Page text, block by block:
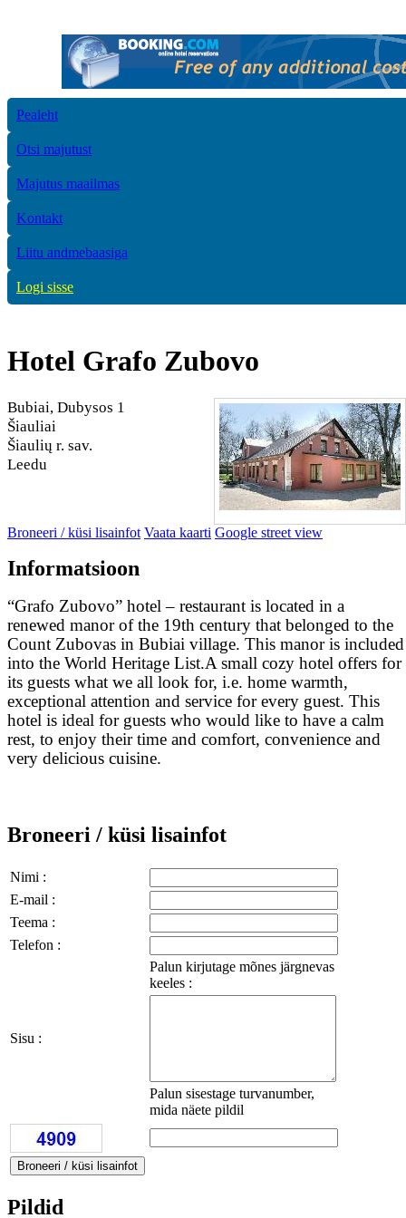
Pealeht
Otsi majutust
Majutus maailmas
Kontakt
Liitu andmebaasiga
Logi sisse
Hotel Grafo Zubovo
Bubiai, Dubysos 1
Šiauliai
Šiaulių r. sav.
Leedu
Broneeri / küsi lisainfot Vaata kaarti Google street view
Informatsioon
“Grafo Zubovo” hotel – restaurant is located in a
renewed manor of the 19th century that belonged to the
Count Zubovas in Bubiai village. This manor is included
into the World Heritage List.A small cozy hotel offers for
its guests what we all look for, i.e. home warmth,
exceptional attention and service for every guest. This
hotel is ideal for guests who would like to have a calm
rest, to enjoy their time and comfort, convenience and
very delicious cuisine.
Broneeri / küsi lisainfot
Nimi :
E-mail :
Teema :
Telefon :
Palun kirjutage mõnes järgnevas
keeles :
Sisu :
Palun sisestage turvanumber,
mida näete pildil
Pildid